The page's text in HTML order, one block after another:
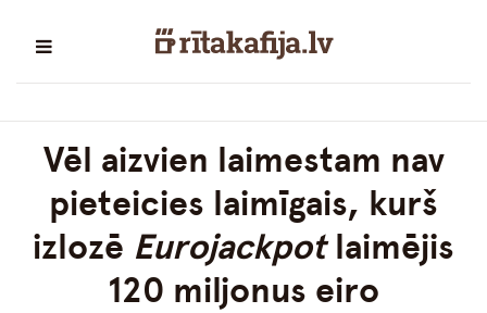
Vēl aizvien laimestam nav
pieteicies laimīgais, kurš
izlozē Eurojackpotlaimējis
120 miljonus eiro